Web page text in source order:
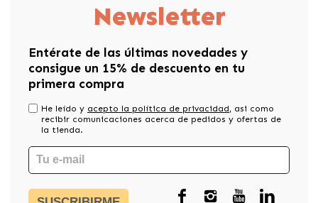
Newsletter
Entérate de las últimas novedades y
consigue un 15% de descuento en tu
primera compra
He leído y acepto la política de privacidad, asi como
recibir comunicaciones acerca de pedidos y ofertas de
la tienda.